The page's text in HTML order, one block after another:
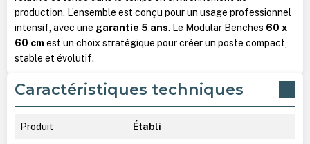
production. L’ensemble est conçu pour un usage professionnel
intensif, avec une garantie 5 ans. Le Modular Benches 60 x
60 cm est un choix stratégique pour créer un poste compact,
stable et évolutif.
Caractéristiques techniques
Produit Établi